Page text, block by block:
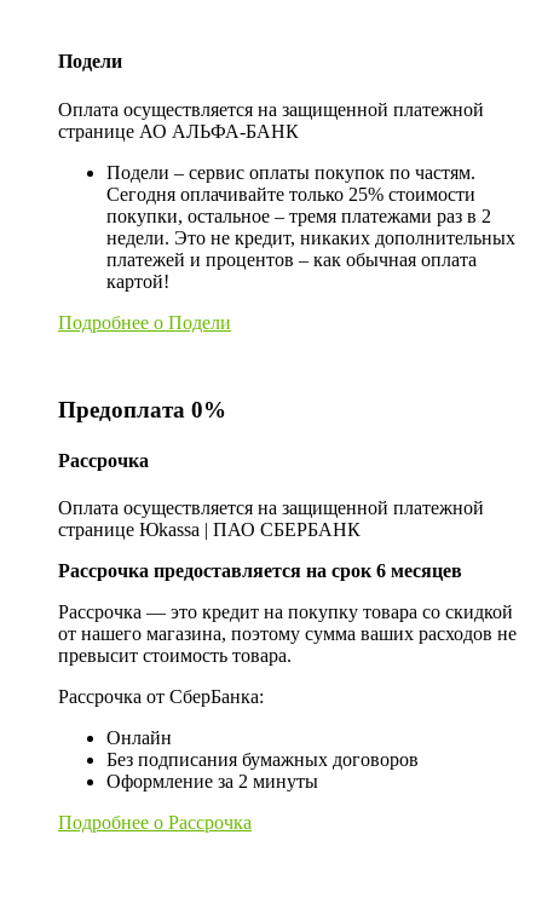
Подели
Оплата осуществляется на защищенной платежной
странице АО АЛЬФА-БАНК
Подели – сервис оплаты покупок по частям.
Сегодня оплачивайте только 25% стоимости
покупки, остальное – тремя платежами раз в 2
недели. Это не кредит, никаких дополнительных
платежей и процентов – как обычная оплата
картой!
Подробнее о Подели
Предоплата 0%
Рассрочка
Оплата осуществляется на защищенной платежной
странице Юkassa | ПАО СБЕРБАНК
Рассрочка предоставляется на срок 6 месяцев
Рассрочка — это кредит на покупку товара со скидкой
от нашего магазина, поэтому сумма ваших расходов не
превысит стоимость товара.
Рассрочка от СберБанка:
Онлайн
Без подписания бумажных договоров
Оформление за 2 минуты
Подробнее о Рассрочка